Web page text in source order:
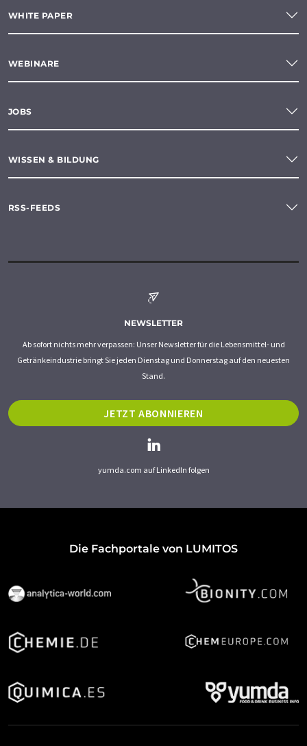
WHITE PAPER
WEBINARE
JOBS
WISSEN & BILDUNG
RSS-FEEDS
NEWSLETTER
Ab sofort nichts mehr verpassen: Unser Newsletter für die Lebensmittel- und
Getränkeindustrie bringt Sie jeden Dienstag und Donnerstag auf den neuesten
Stand.
JETZT ABONNIEREN
yumda.com auf LinkedIn folgen
Die Fachportale von LUMITOS